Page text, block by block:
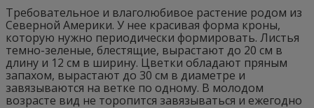
Требовательное и влаголюбивое растение родом из
Северной Америки. У нее красивая форма кроны,
которую нужно периодически формировать. Листья
темно-зеленые, блестящие, вырастают до 20 см в
длину и 12 см в ширину. Цветки обладают пряным
запахом, вырастают до 30 см в диаметре и
завязываются на ветке по одному. В молодом
возрасте вид не торопится завязываться и ежегодно